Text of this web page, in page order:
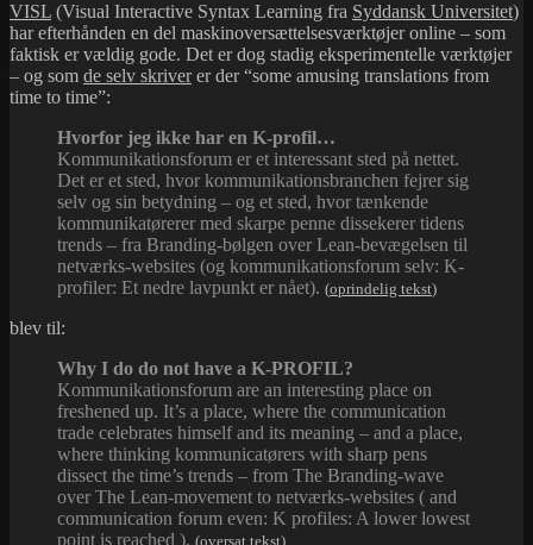
VISL (Visual Interactive Syntax Learning fra Syddansk Universitet)
har efterhånden en del maskinoversættelsesværktøjer online – som
faktisk er vældig gode. Det er dog stadig eksperimentelle værktøjer
– og som de selv skriverer der “some amusing translations from
time to time”:
Hvorfor jeg ikke har en K-profil…
Kommunikationsforum er et interessant sted på nettet.
Det er et sted, hvor kommunikationsbranchen fejrer sig
selv og sin betydning – og et sted, hvor tænkende
kommunikatørerer med skarpe penne dissekerer tidens
trends – fra Branding-bølgen over Lean-bevægelsen til
netværks-websites (og kommunikationsforum selv: K-
profiler: Et nedre lavpunkt er nået). (oprindelig tekst)
blev til:
Why I do do not have a K-PROFIL?
Kommunikationsforum are an interesting place on
freshened up. It’s a place, where the communication
trade celebrates himself and its meaning – and a place,
where thinking kommunicatørers with sharp pens
dissect the time’s trends – from The Branding-wave
over The Lean-movement to netværks-websites ( and
communication forum even: K profiles: A lower lowest
point is reached ). (oversat tekst)